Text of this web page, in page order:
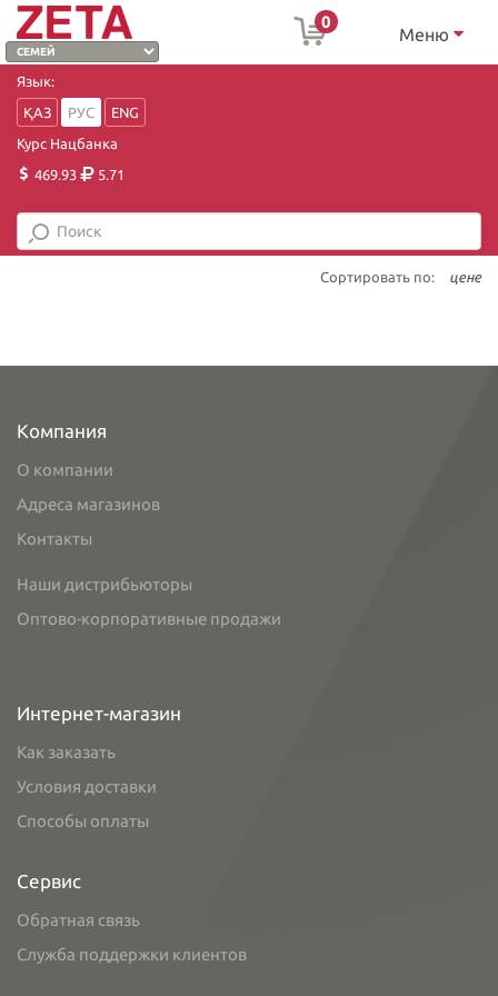
0
Меню
Язык:
ҚАЗ
РУС
ENG
Курс Нацбанка
469.93
5.71
Сортировать по: цене
Компания
О компании
Адреса магазинов
Контакты
Наши дистрибьюторы
Оптово-корпоративные продажи
Интернет-магазин
Как заказать
Условия доставки
Способы оплаты
Сервис
Обратная связь
Служба поддержки клиентов